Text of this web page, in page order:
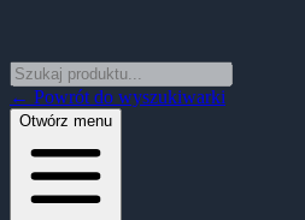
← Powrót do wyszukiwarki
Otwórz menu